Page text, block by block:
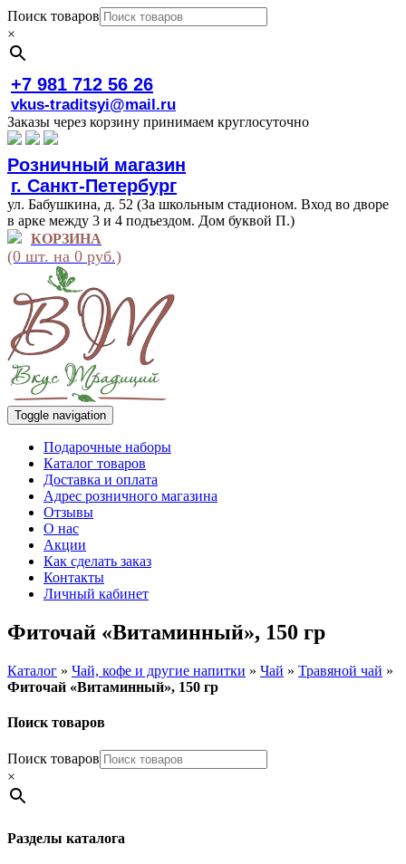
Поиск товаров
×
+7 981 712 56 26
vkus-traditsyi@mail.ru
Заказы через корзину принимаем круглосуточно
Розничный магазин
г. Санкт-Петербург
ул. Бабушкина, д. 52 (За школьным стадионом. Вход во дворе
в арке между 3 и 4 подъездом. Дом буквой П.)
КОРЗИНА
(0 шт. на 0 руб.)
Toggle navigation
Подарочные наборы
Каталог товаров
Доставка и оплата
Адрес розничного магазина
Отзывы
О нас
Акции
Как сделать заказ
Контакты
Личный кабинет
Фиточай «Витаминный», 150 гр
Каталог » Чай, кофе и другие напитки » Чай » Травяной чай »
Фиточай «Витаминный», 150 гр
Поиск товаров
Поиск товаров
×
Разделы каталога